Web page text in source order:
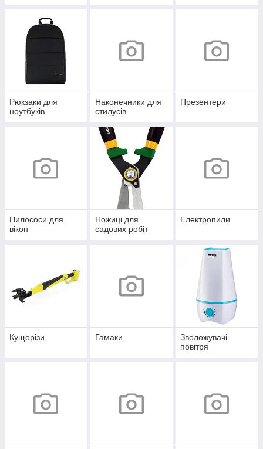
Рюкзаки для
ноутбуків
Наконечники для
стилусів
Презентери
Пилососи для
вікон
Ножиці для
садових робіт
Електропили
Кущорізи Гамаки
Зволожувачі
повітря